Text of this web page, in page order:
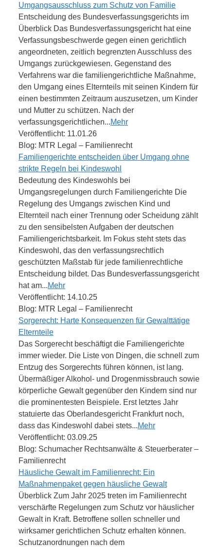
Umgangsausschluss zum Schutz von Familie
Entscheidung des Bundesverfassungsgerichts im
Überblick Das Bundesverfassungsgericht hat eine
Verfassungsbeschwerde gegen einen gerichtlich
angeordneten, zeitlich begrenzten Ausschluss des
Umgangs zurückgewiesen. Gegenstand des
Verfahrens war die familiengerichtliche Maßnahme,
den Umgang eines Elternteils mit seinen Kindern für
einen bestimmten Zeitraum auszusetzen, um Kinder
und Mutter zu schützen. Nach der
verfassungsgerichtlichen...Mehr
Veröffentlicht: 11.01.26
Blog: MTR Legal – Familienrecht
Familiengerichte entscheiden über Umgang ohne
strikte Regeln bei Kindeswohl
Bedeutung des Kindeswohls bei
Umgangsregelungen durch Familiengerichte Die
Regelung des Umgangs zwischen Kind und
Elternteil nach einer Trennung oder Scheidung zählt
zu den sensibelsten Aufgaben der deutschen
Familiengerichtsbarkeit. Im Fokus steht stets das
Kindeswohl, das den verfassungsrechtlich
geschützten Maßstab für jede familienrechtliche
Entscheidung bildet. Das Bundesverfassungsgericht
hat am...Mehr
Veröffentlicht: 14.10.25
Blog: MTR Legal – Familienrecht
Sorgerecht: Harte Konsequenzen für Gewalttätige
Elternteile
Das Sorgerecht beschäftigt die Familiengerichte
immer wieder. Die Liste von Dingen, die schnell zum
Entzug des Sorgerechts führen können, ist lang.
Übermäßiger Alkohol- und Drogenmissbrauch sowie
körperliche Gewalt gegenüber den Kindern sind nur
die prominentesten Beispiele. Erst letztes Jahr
statuierte das Oberlandesgericht Frankfurt noch,
dass das Kindeswohl dabei stets...Mehr
Veröffentlicht: 03.09.25
Blog: Schumacher Rechtsanwälte & Steuerberater –
Familienrecht
Häusliche Gewalt im Familienrecht: Ein
Maßnahmenpaket gegen häusliche Gewalt
Überblick Zum Jahr 2025 treten im Familienrecht
verschärfte Regelungen zum Schutz vor häuslicher
Gewalt in Kraft. Betroffene sollen schneller und
wirksamer gerichtlichen Schutz erhalten können.
Schutzanordnungen nach dem